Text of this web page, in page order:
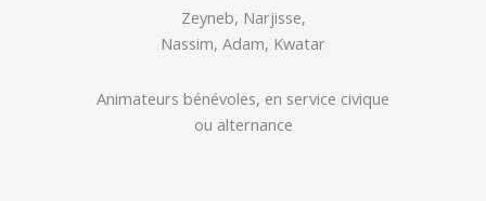
Zeyneb, Narjisse,
Nassim, Adam, Kwatar
Animateurs bénévoles, en service civique
ou alternance